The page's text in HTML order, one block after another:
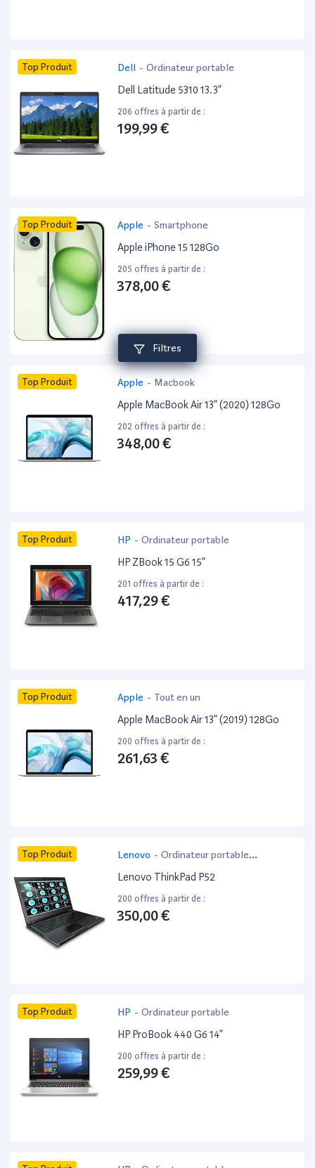
Filtres
Top Produit Dell - Ordinateur portable
Dell Latitude 5310 13.3”
206 offres à partir de :
199,99 €
Top Produit Apple - Smartphone
Apple iPhone 15 128Go
205 offres à partir de :
378,00 €
Top Produit Apple - Macbook
Apple MacBook Air 13” (2020) 128Go
202 offres à partir de :
348,00 €
Top Produit HP - Ordinateur portable
HP ZBook 15 G6 15”
201 offres à partir de :
417,29 €
Top Produit Apple - Tout en un
Apple MacBook Air 13” (2019) 128Go
200 offres à partir de :
261,63 €
Top Produit Lenovo - Ordinateur portable
bureautique
Lenovo ThinkPad P52
200 offres à partir de :
350,00 €
Top Produit HP - Ordinateur portable
HP ProBook 440 G6 14”
200 offres à partir de :
259,99 €